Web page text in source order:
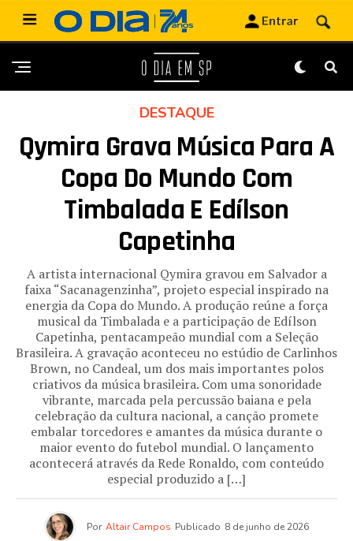
DESTAQUE
Qymira Grava Música Para A
Copa Do Mundo Com
Timbalada E Edílson
Capetinha
A artista internacional Qymira gravou em Salvador a
faixa “Sacanagenzinha”, projeto especial inspirado na
energia da Copa do Mundo. A produção reúne a força
musical da Timbalada e a participação de Edílson
Capetinha, pentacampeão mundial com a Seleção
Brasileira. A gravação aconteceu no estúdio de Carlinhos
Brown, no Candeal, um dos mais importantes polos
criativos da música brasileira. Com uma sonoridade
vibrante, marcada pela percussão baiana e pela
celebração da cultura nacional, a canção promete
embalar torcedores e amantes da música durante o
maior evento do futebol mundial. O lançamento
acontecerá através da Rede Ronaldo, com conteúdo
especial produzido a […]
Por Altair Campos Publicado 8 de junho de 2026